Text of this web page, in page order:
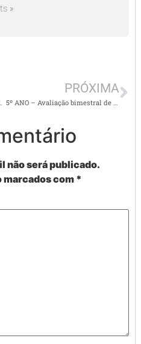
»
PRÓXIMA
não será publicado.
marcados com *